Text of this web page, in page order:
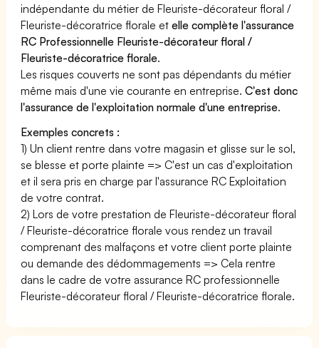
indépendante du métier de Fleuriste-décorateur floral /
Fleuriste-décoratrice florale etelle complète l'assurance
RC Professionnelle Fleuriste-décorateur floral /
Fleuriste-décoratrice florale.
Les risques couverts ne sont pas dépendants du métier
même mais d'une vie courante en entreprise.C'est donc
l'assurance de l'exploitation normale d'une entreprise.
Exemples concrets :
1) Un client rentre dans votre magasin et glisse sur le sol,
se blesse et porte plainte => C'est un cas d'exploitation
et il sera pris en charge par l'assurance RC Exploitation
de votre contrat.
2) Lors de votre prestation de Fleuriste-décorateur floral
/ Fleuriste-décoratrice florale vous rendez un travail
comprenant des malfaçons et votre client porte plainte
ou demande des dédommagements => Cela rentre
dans le cadre de votre assurance RC professionnelle
Fleuriste-décorateur floral / Fleuriste-décoratrice florale.